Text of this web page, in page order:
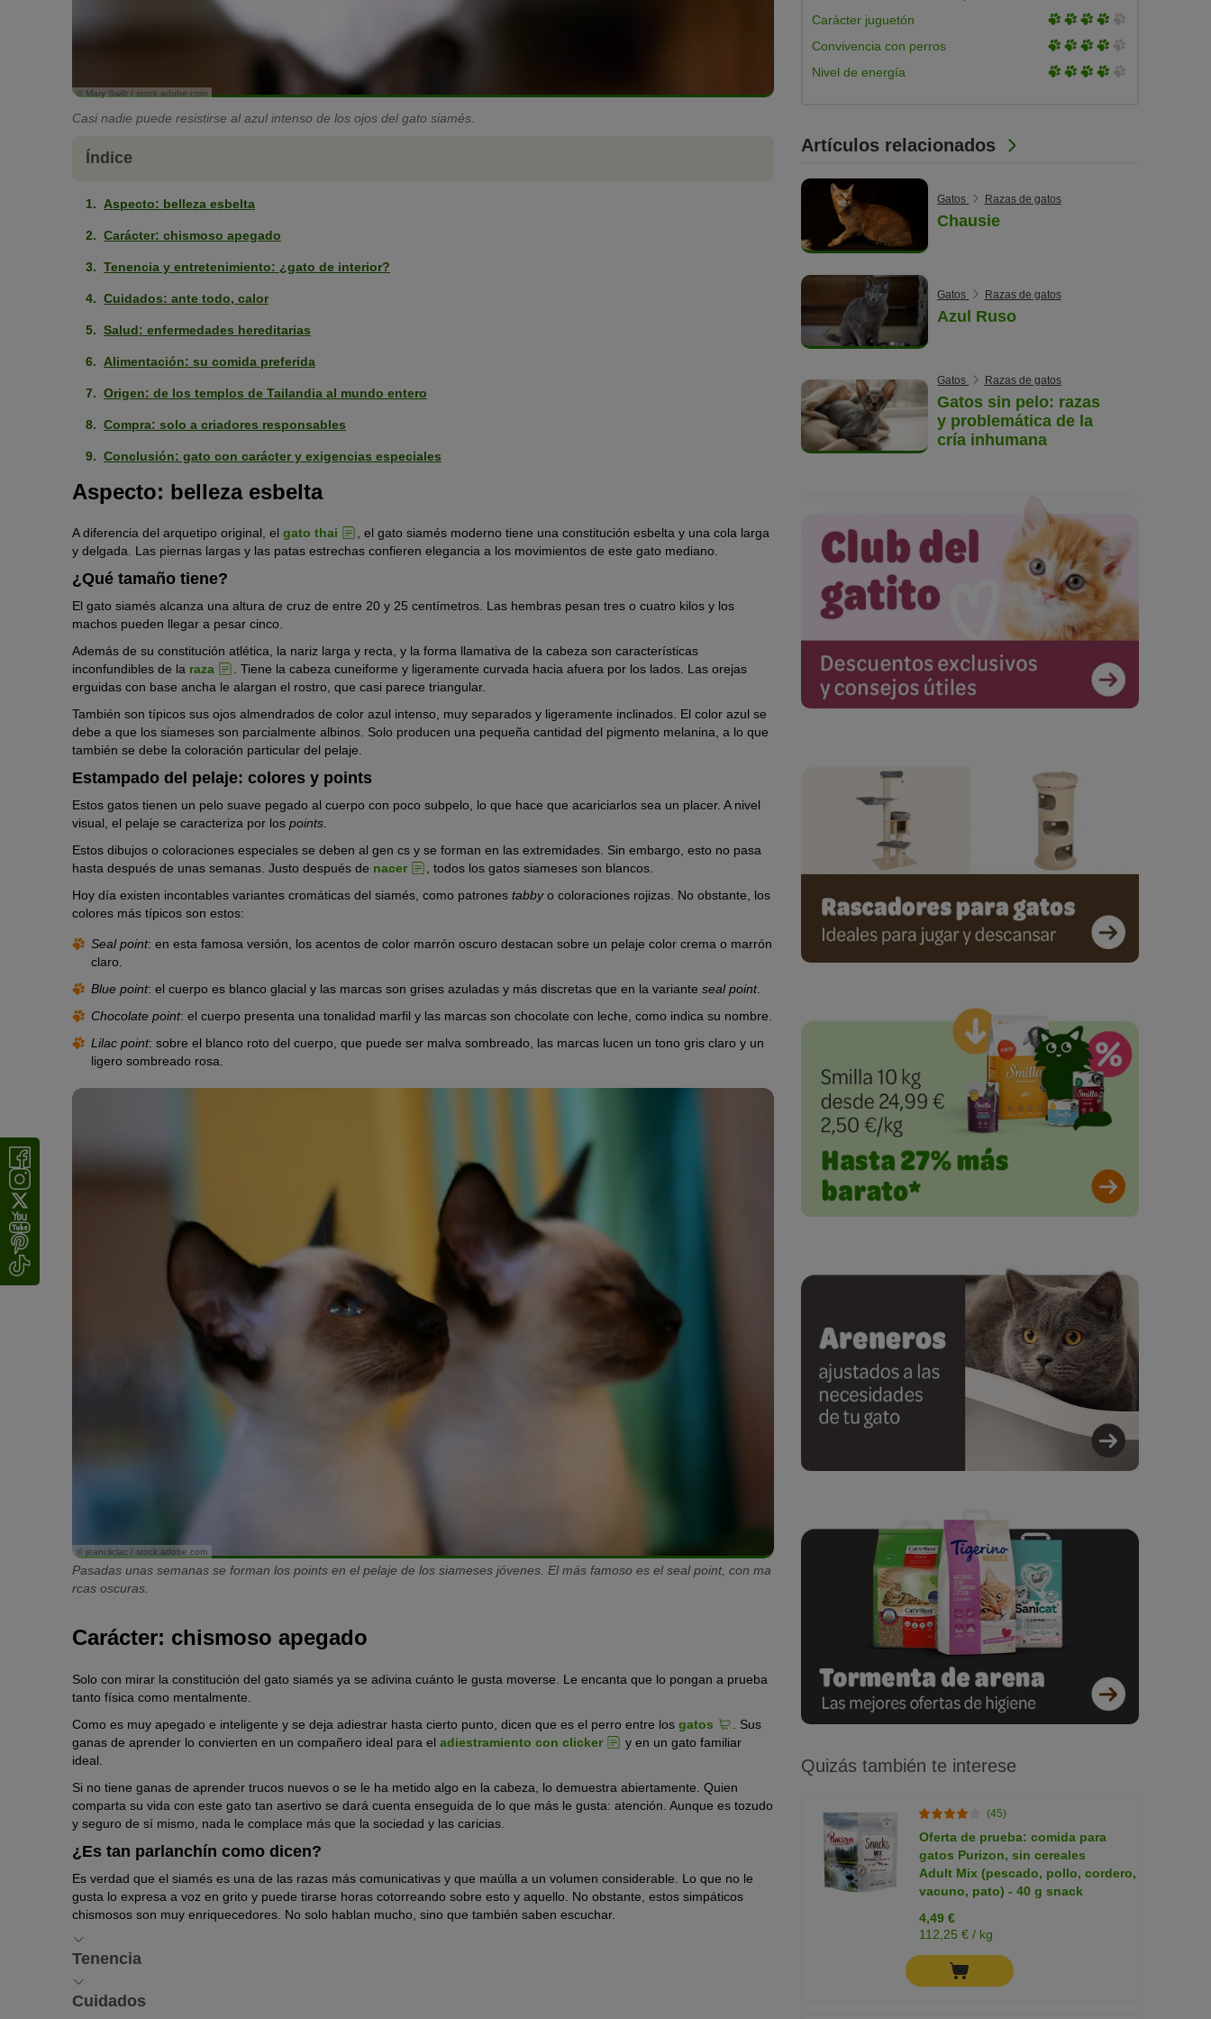
© Mary Swift / stock.adobe.com
Casi nadie puede resistirse al azul intenso de los ojos del gato siamés.
Índice
Aspecto: belleza esbelta
Carácter: chismoso apegado
Tenencia y entretenimiento: ¿gato de interior?
Cuidados: ante todo, calor
Salud: enfermedades hereditarias
Alimentación: su comida preferida
Origen: de los templos de Tailandia al mundo entero
Compra: solo a criadores responsables
Conclusión: gato con carácter y exigencias especiales
Aspecto: belleza esbelta
A diferencia del arquetipo original, el gato thai
, el gato siamés moderno tiene una constitución esbelta y una cola larga
y delgada. Las piernas largas y las patas estrechas confieren elegancia a los movimientos de este gato mediano.
¿Qué tamaño tiene?
El gato siamés alcanza una altura de cruz de entre 20 y 25 centímetros. Las hembras pesan tres o cuatro kilos y los
machos pueden llegar a pesar cinco.
Además de su constitución atlética, la nariz larga y recta, y la forma llamativa de la cabeza son características
inconfundibles de la raza
. Tiene la cabeza cuneiforme y ligeramente curvada hacia afuera por los lados. Las orejas
erguidas con base ancha le alargan el rostro, que casi parece triangular.
También son típicos sus ojos almendrados de color azul intenso, muy separados y ligeramente inclinados. El color azul se
debe a que los siameses son parcialmente albinos. Solo producen una pequeña cantidad del pigmento melanina, a lo que
también se debe la coloración particular del pelaje.
Estampado del pelaje: colores y points
Estos gatos tienen un pelo suave pegado al cuerpo con poco subpelo, lo que hace que acariciarlos sea un placer. A nivel
visual, el pelaje se caracteriza por los points
Estos dibujos o coloraciones especiales se deben al gen cs y se forman en las extremidades. Sin embargo, esto no pasa
hasta después de unas semanas. Justo después de nacer
, todos los gatos siameses son blancos.
Hoy día existen incontables variantes cromáticas del siamés, como patrones tabbyo coloraciones rojizas. No obstante, los
colores más típicos son estos:
Seal point: en esta famosa versión, los acentos de color marrón oscuro destacan sobre un pelaje color crema o marrón
claro.
Blue point: el cuerpo es blanco glacial y las marcas son grises azuladas y más discretas que en la variante seal point.
Chocolate point: el cuerpo presenta una tonalidad marfil y las marcas son chocolate con leche, como indica su nombre.
Lilac point: sobre el blanco roto del cuerpo, que puede ser malva sombreado, las marcas lucen un tono gris claro y un
ligero sombreado rosa.
© jeancliclac / stock.adobe.com
Pasadas unas semanas se forman los points en el pelaje de los siameses jóvenes. El más famoso es el seal point, con ma
rcas oscuras.
Carácter: chismoso apegado
Solo con mirar la constitución del gato siamés ya se adivina cuánto le gusta moverse. Le encanta que lo pongan a prueba
tanto física como mentalmente.
Como es muy apegado e inteligente y se deja adiestrar hasta cierto punto, dicen que es el perro entre los gatos
. Sus
ganas de aprender lo convierten en un compañero ideal para el adiestramiento con clicker
y en un gato familiar
ideal.
Si no tiene ganas de aprender trucos nuevos o se le ha metido algo en la cabeza, lo demuestra abiertamente. Quien
comparta su vida con este gato tan asertivo se dará cuenta enseguida de lo que más le gusta: atención. Aunque es tozudo
y seguro de sí mismo, nada le complace más que la sociedad y las caricias.
¿Es tan parlanchín como dicen?
Es verdad que el siamés es una de las razas más comunicativas y que maúlla a un volumen considerable. Lo que no le
gusta lo expresa a voz en grito y puede tirarse horas cotorreando sobre esto y aquello. No obstante, estos simpáticos
chismosos son muy enriquecedores. No solo hablan mucho, sino que también saben escuchar.
Tenencia
Tenencia y entretenimiento: ¿gato de interior?
Cuidados
5
Carácter juguetón
3
5
Convivencia con perros
3
5
Nivel de energía
3
Artículos relacionados
Gatos Razas de gatos
Chausie
Gatos Razas de gatos
Azul Ruso
Gatos Razas de gatos
Gatos sin pelo: razas
y problemática de la
cría inhumana
Quizás también te interese
(45)
Oferta de prueba: comida para
gatos Purizon, sin cereales
Adult Mix (pescado, pollo, cordero,
vacuno, pato) - 40 g snack
4,49 €
112,25 € / kg